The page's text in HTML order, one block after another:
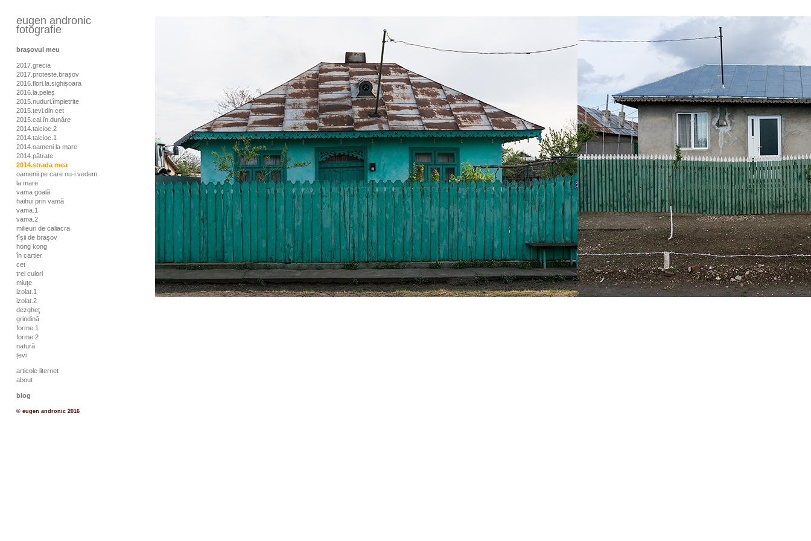
eugen andronic
fotografie
braşovul meu
2017.grecia
2017.proteste.brașov
2016.flori.la.sighișoara
2016.la.peleș
2015.nuduri.împietrite
2015.țevi.din.cet
2015.cai.în.dunăre
2014.talcioc.2
2014.talcioc.1
2014.oameni la mare
2014.pătrate
2014.strada mea
oamenii pe care nu-i vedem
la mare
vama goală
haihui prin vamă
vama.1
vama.2
milieuri de caliacra
fîşii de braşov
hong kong
în cartier
cet
trei culori
miuţe
izolat.1
izolat.2
dezgheţ
grindină
forme.1
forme.2
natură
țevi
articole liternet
about
blog
© eugen andronic 2016